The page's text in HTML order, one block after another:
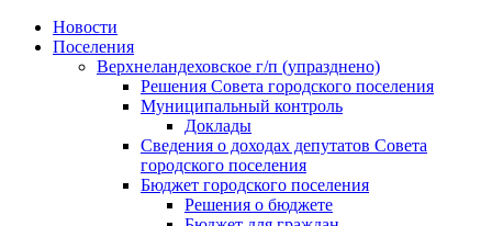
Skip
Новости
Поселения
Верхнеландеховское г/п (упразднено)
Решения Совета городского поселения
Муниципальный контроль
Доклады
Сведения о доходах депутатов Совета
городского поселения
Бюджет городского поселения
Решения о бюджете